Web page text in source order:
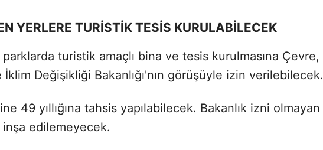
YERLERE TURİSTİK TESİS KURULABİLECEK
turistik amaçlı bina ve tesis kurulmasına Çevre,
Değişikliği Bakanlığı'nın görüşüyle izin verilebilecek.
49 yıllığına tahsis yapılabilecek. Bakanlık izni olmayan
inşa edilemeyecek.